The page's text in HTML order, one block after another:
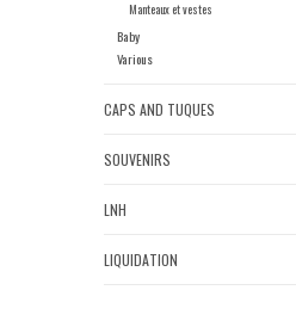
Manteaux et vestes
Baby
Various
CAPS AND TUQUES
SOUVENIRS
LNH
LIQUIDATION